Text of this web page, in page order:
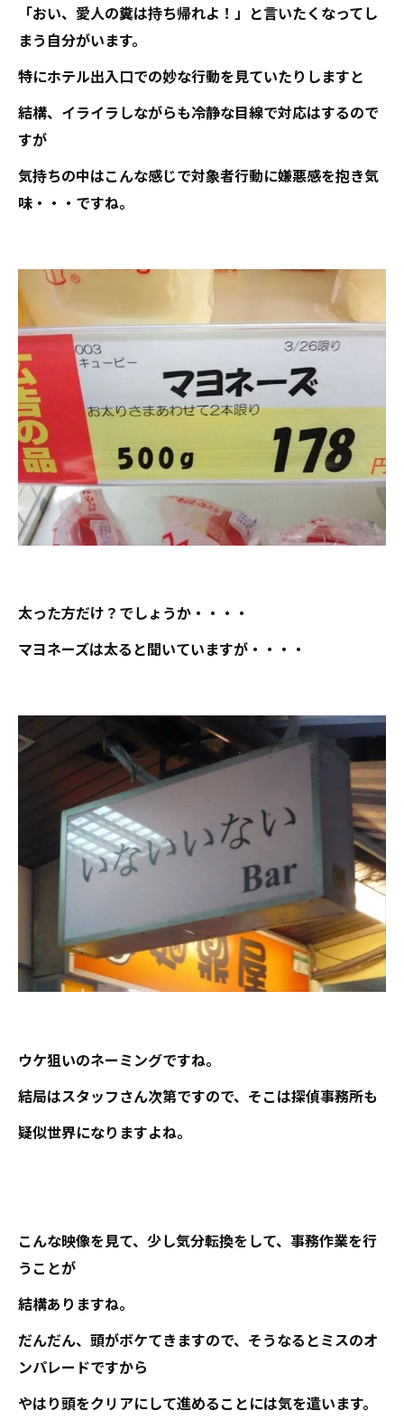
「おい、愛人の糞は持ち帰れよ！」と言いたくなってし
まう自分がいます。
特にホテル出入口での妙な行動を見ていたりしますと
結構、イライラしながらも冷静な目線で対応はするので
すが
気持ちの中はこんな感じで対象者行動に嫌悪感を抱き気
味・・・ですね。
太った方だけ？でしょうか・・・・
マヨネーズは太ると聞いていますが・・・・
ウケ狙いのネーミングですね。
結局はスタッフさん次第ですので、そこは探偵事務所も
疑似世界になりますよね。
こんな映像を見て、少し気分転換をして、事務作業を行
うことが
結構ありますね。
だんだん、頭がボケてきますので、そうなるとミスのオ
ンパレードですから
やはり頭をクリアにして進めることには気を遣います。